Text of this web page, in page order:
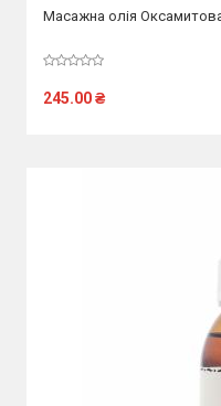
Масажна олія
245.00₴